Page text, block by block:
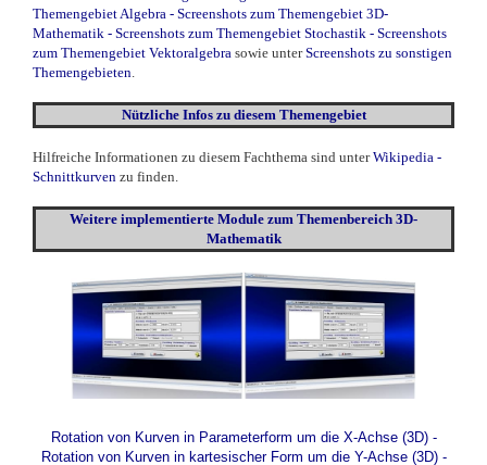
Themengebiet Algebra - Screenshots zum Themengebiet 3D-
Mathematik - Screenshots zum Themengebiet Stochastik - Screenshots
zum Themengebiet Vektoralgebra sowie unter Screenshots zu sonstigen
Themengebieten.
Nützliche Infos zu diesem Themengebiet
Hilfreiche Informationen zu diesem Fachthema sind unterWikipedia -
Schnittkurven zu finden.
Weitere implementierte Module zum Themenbereich 3D-
Mathematik
Rotation von Kurven in Parameterform um die X-Achse (3D)-
Rotation von Kurven in kartesischer Form um die Y-Achse (3D)-